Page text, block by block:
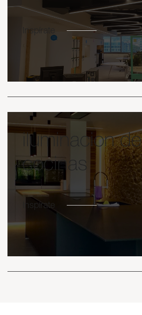
Inspírate
iluminacion de
cocinas
Inspírate